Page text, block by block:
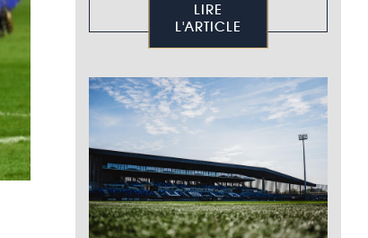
LIRE
L'ARTICLE